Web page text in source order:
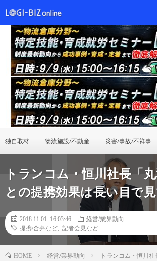
独自取材 物流施設/不動産 災害/事故/不祥事
トランコム・恒川社長「
との提携効果は長い目で見
2018.11.01 16:03:46
経営/業界動向
提携/合弁など
記者会見など
HOME 経営/業界動向 トランコム・恒川